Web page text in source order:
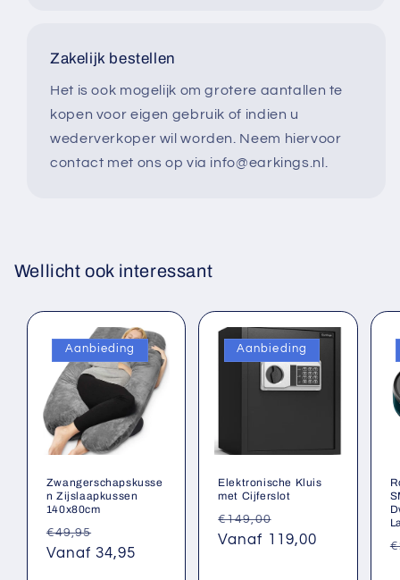
Zakelijk bestellen
Het is ook mogelijk om grotere aantallen te
kopen voor eigen gebruik of indien u
wederverkoper wil worden. Neem hiervoor
contact met ons op via info@earkings.nl.
Wellicht ook interessant
Aanbieding
Zwangerschapskusse
n Zijslaapkussen
140x80cm
Normale
prijs
€49,95
Aanbiedingsprijs
Vanaf 34,95
Aanbieding
Elektronische Kluis
met Cijferslot
Normale
prijs
€149,00
Vanaf 119,00